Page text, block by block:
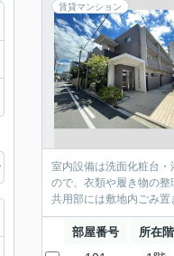
賃貸マンション
室内設備は洗面化粧台
ので、衣類や履き物の整
共用部には敷地内ごみ
部屋番号 所在階